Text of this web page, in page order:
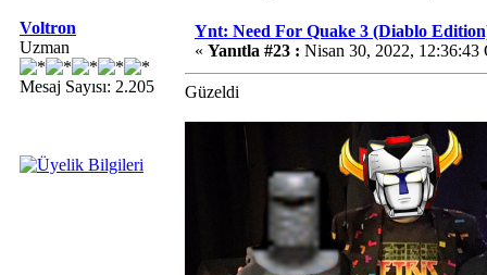
Voltron
Uzman
Mesaj Sayısı: 2.205
Ynt: Need For Quake 3 (Diablo
« Yanıtla #23 : Nisan 30, 2022, 12:36:43
Güzeldi